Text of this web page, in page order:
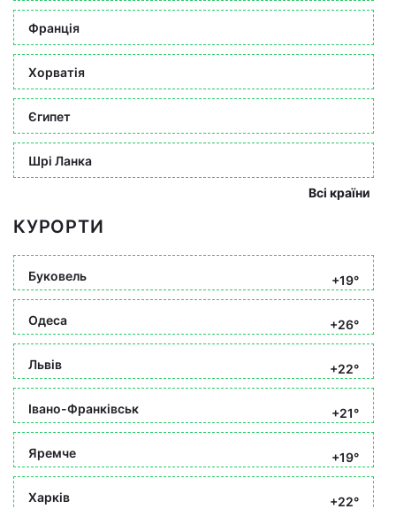
Франція
Хорватія
Єгипет
Шрі Ланка
Всі країни
КУРОРТИ
Буковель +19°
Одеса +26°
Львів +22°
Івано-Франківськ +21°
Яремче +19°
Харків
+22°